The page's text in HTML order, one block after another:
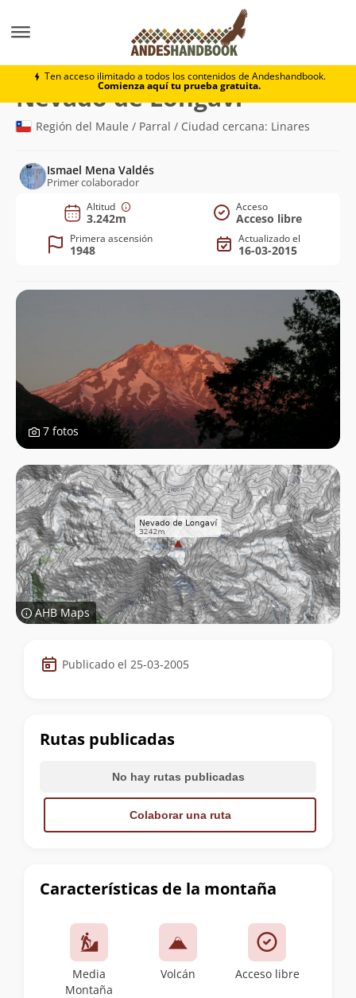
Ten acceso ilimitado a todos los contenidos de Andeshandbook.
Comienza aquí tu prueba gratuita.
Nevado de Longaví
Nevado de Longaví(3.242m)
Región del Maule / Parral / Ciudad cercana: Linares
Ismael Mena Valdés
Primer colaborador
Altitud
3.242m
Acceso
Acceso libre
Primera ascensión
1948
Actualizado el
16-03-2015
7 fotos
AHB Maps
Datos
de
cumbre
Publicado el 25-03-2005
Características de la montaña
Media
Montaña
Volcán Acceso libre
Rutas publicadas
No hay rutas publicadas
Colaborar una ruta